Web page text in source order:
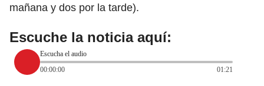
mañana y dos por la tarde).
Escuche la noticia aquí:
Escucha el audio
00:00:00
01:21